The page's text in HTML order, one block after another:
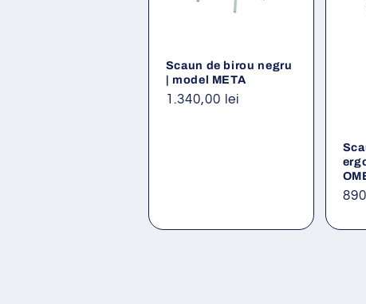
Scaun de birou negru
| model META
Preț
1.340,00 lei